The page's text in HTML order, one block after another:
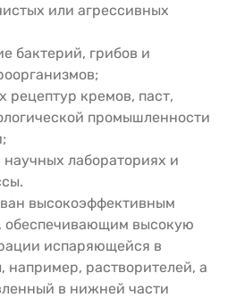
или агрессивных
бактерий, грибов и
рецептур кремов, паст,
промышленности
лабораториях и
высокоэффективным
обеспечивающим высокую
испаряющейся в
например, растворителей, а
в нижней части